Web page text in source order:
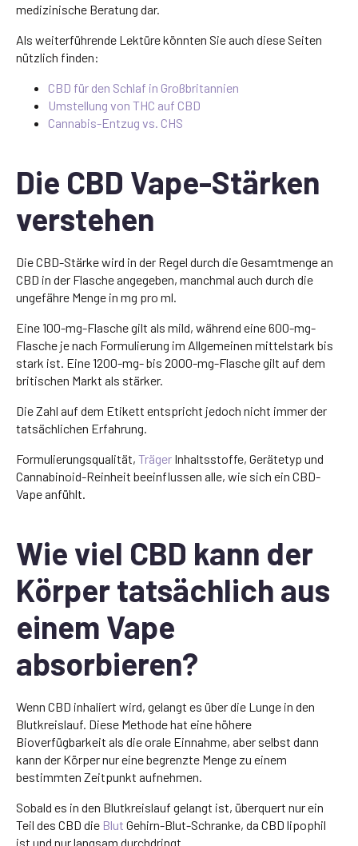
medizinische Beratung dar.
Als weiterführende Lektüre könnten Sie auch diese Seiten
nützlich finden:
CBD für den Schlaf in Großbritannien
Umstellung von THC auf CBD
Cannabis-Entzug vs. CHS
Die CBD Vape-Stärken
verstehen
Die CBD-Stärke wird in der Regel durch die Gesamtmenge an
CBD in der Flasche angegeben, manchmal auch durch die
ungefähre Menge in mg pro ml.
Eine 100-mg-Flasche gilt als mild, während eine 600-mg-
Flasche je nach Formulierung im Allgemeinen mittelstark bis
stark ist. Eine 1200-mg- bis 2000-mg-Flasche gilt auf dem
britischen Markt als stärker.
Die Zahl auf dem Etikett entspricht jedoch nicht immer der
tatsächlichen Erfahrung.
Formulierungsqualität, Träger Inhaltsstoffe, Gerätetyp und
Cannabinoid-Reinheit beeinflussen alle, wie sich ein CBD-
Vape anfühlt.
Wie viel CBD kann der
Körper tatsächlich aus
einem Vape
absorbieren?
Wenn CBD inhaliert wird, gelangt es über die Lunge in den
Blutkreislauf. Diese Methode hat eine höhere
Bioverfügbarkeit als die orale Einnahme, aber selbst dann
kann der Körper nur eine begrenzte Menge zu einem
bestimmten Zeitpunkt aufnehmen.
Sobald es in den Blutkreislauf gelangt ist, überquert nur ein
Teil des CBD die Blut Gehirn-Blut-Schranke, da CBD lipophil
ist und nur langsam durchdringt.